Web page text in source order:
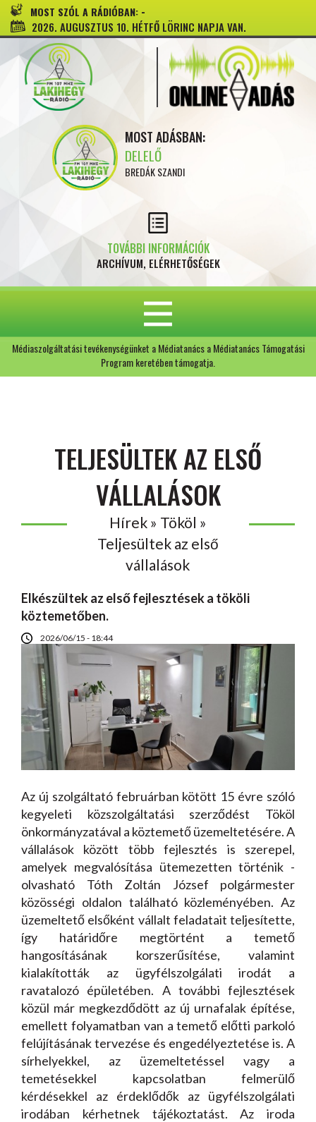
MOST SZÓL A RÁDIÓBAN: -
2026. AUGUSZTUS 10. HÉTFŐ LÖRINC NAPJA VAN.
MOST ADÁSBAN:
DELELŐ
BREDÁK SZANDI
TOVÁBBI INFORMÁCIÓK
ARCHÍVUM, ELÉRHETŐSÉGEK
Médiaszolgáltatási tevékenységünket a Médiatanács a Médiatanács Támogatási
Program keretében támogatja.
TELJESÜLTEK AZ ELSŐ
VÁLLALÁSOK
Hírek » Tököl »
Teljesültek az első
vállalások
Elkészültek az első fejlesztések a tököli
köztemetőben.
2026/06/15 - 18:44
Az új szolgáltató februárban kötött 15 évre szóló
kegyeleti közszolgáltatási szerződést Tököl
önkormányzatával a köztemető üzemeltetésére. A
vállalások között több fejlesztés is szerepel,
amelyek megvalósítása ütemezetten történik -
olvasható Tóth Zoltán József polgármester
közösségi oldalon található közleményében. Az
üzemeltető elsőként vállalt feladatait teljesítette,
így határidőre megtörtént a temető
hangosításának korszerűsítése, valamint
kialakították az ügyfélszolgálati irodát a
ravatalozó épületében. A további fejlesztések
közül már megkezdődött az új urnafalak építése,
emellett folyamatban van a temető előtti parkoló
felújításának tervezése és engedélyeztetése is. A
sírhelyekkel, az üzemeltetéssel vagy a
temetésekkel kapcsolatban felmerülő
kérdésekkel az érdeklődők az ügyfélszolgálati
irodában kérhetnek tájékoztatást. Az iroda